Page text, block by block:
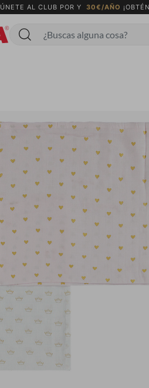
ÚNETE AL CLUB POR Y 30€/AÑO